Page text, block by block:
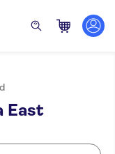
East